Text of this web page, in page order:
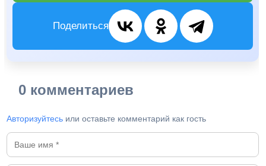
Поделиться
0 комментариев
Авторизуйтесь или оставьте комментарий как гость